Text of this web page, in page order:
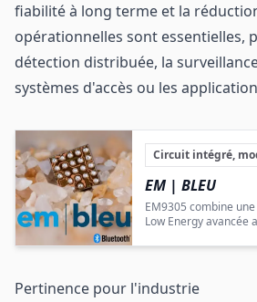
fiabilité à long terme et la
opérationnelles sont essentielles,
détection distribuée, la
systèmes d'accès ou les
Circuit intégré,
EM | BLEU
EM9305 combine
Low Energy avancée
Pertinence pour l'industrie